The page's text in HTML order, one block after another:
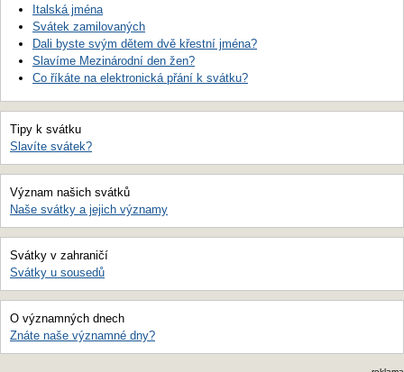
Italská jména
Svátek zamilovaných
Dali byste svým dětem dvě křestní jména?
Slavíme Mezinárodní den žen?
Co říkáte na elektronická přání k svátku?
Tipy k svátku
Slavíte svátek?
Význam našich svátků
Naše svátky a jejich významy
Svátky v zahraničí
Svátky u sousedů
O významných dnech
Znáte naše významné dny?